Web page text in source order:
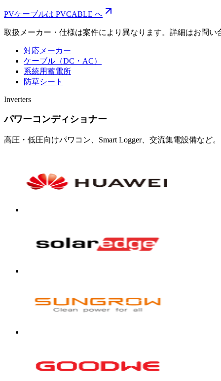
PVケーブルは PVCABLE へ
取扱メーカー・仕様は案件により異なります。詳細はお問い
対応メーカー
ケーブル（DC・AC）
系統用蓄電所
防草シート
Inverters
パワーコンディショナー
高圧・低圧向けパワコン、Smart Logger、交流集電設備など。